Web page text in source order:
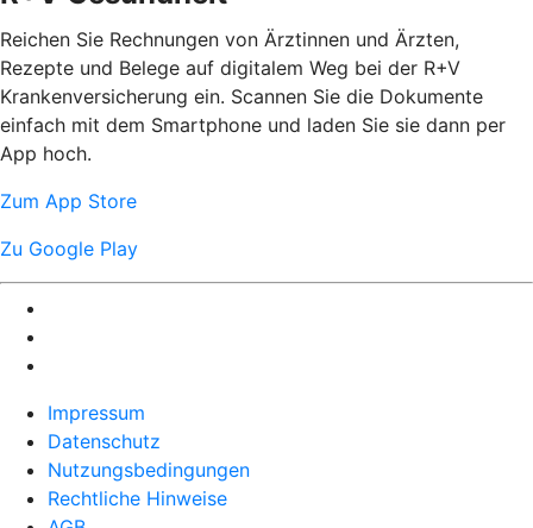
Reichen Sie Rechnungen von Ärztinnen und Ärzten,
Rezepte und Belege auf digitalem Weg bei der R+V
Krankenversicherung ein. Scannen Sie die Dokumente
einfach mit dem Smartphone und laden Sie sie dann per
App hoch.
Zum App Store
Zu Google Play
Impressum
Datenschutz
Nutzungsbedingungen
Rechtliche Hinweise